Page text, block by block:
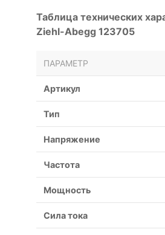
Таблица технических
Ziehl-Abegg 123705
ПАРАМЕТР
Артикул
Тип
Напряжение
Частота
Мощность
Сила тока